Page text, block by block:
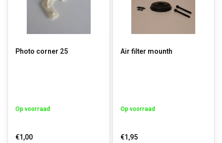
Photo corner 25
Op voorraad
€1,00
Air filter mounth
Op voorraad
€1,95